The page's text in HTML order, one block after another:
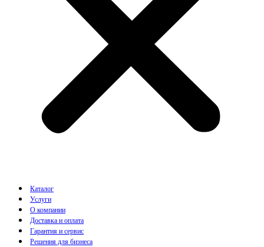
Каталог
Услуги
О компании
Доставка и оплата
Гарантия и сервис
Решения для бизнеса